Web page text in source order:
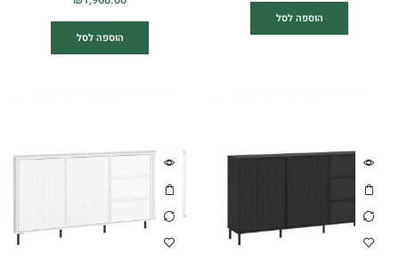
הוספה לסל
הוספה לסל